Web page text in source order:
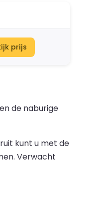
prijs
de naburige
kunt u met de
Verwacht